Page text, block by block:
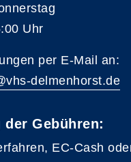
Uhr
per E-Mail an:
delmenhorst.de
der Gebühren:
EC-Cash